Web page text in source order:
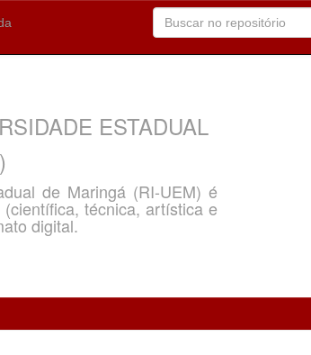
ESTADUAL
de Maringá (RI-UEM) é
técnica, artística e
digital.